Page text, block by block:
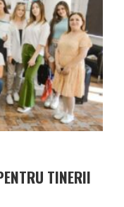
TINERII